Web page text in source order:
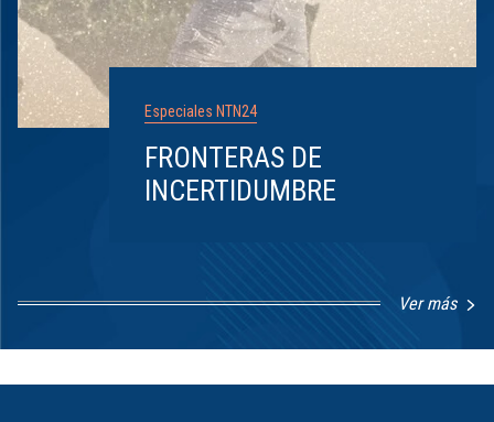
Especiales NTN24
FRONTERAS DE
INCERTIDUMBRE
Ver más
8